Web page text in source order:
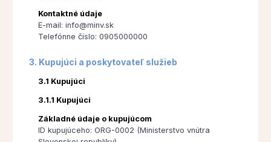
Kontaktné údaje
E-mail: info@minv.sk
Telefónne číslo: 0905000000
3. Kupujúci a poskytovateľ služieb
3.1 Kupujúci
3.1.1 Kupujúci
Základné údaje o kupujúcom
ID kupujúceho: ORG-0002 (Ministerstvo vnútra